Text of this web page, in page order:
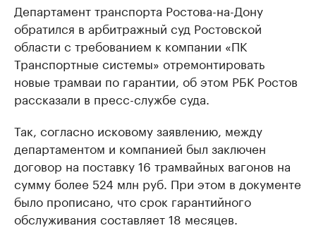
Департамент транспорта Ростова-на-Дону
обратился в арбитражный суд Ростовской
области с требованием к компании «ПК
Транспортные системы» отремонтировать
новые трамваи по гарантии, об этом РБК Ростов
рассказали в пресс-службе суда.
Так, согласно исковому заявлению, между
департаментом и компанией был заключен
договор на поставку 16 трамвайных вагонов на
сумму более 524 млн руб. При этом в документе
было прописано, что срок гарантийного
обслуживания составляет 18 месяцев.